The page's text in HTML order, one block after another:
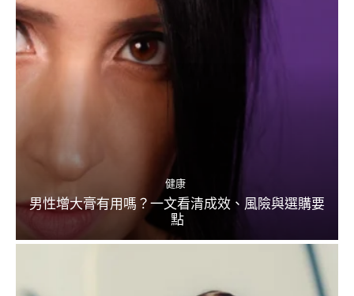
健康
男性增大膏有用嗎？一文看清成效、風險與選購要
點